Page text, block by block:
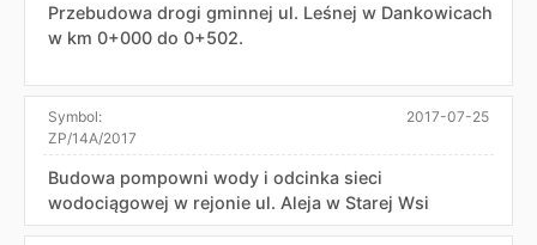
Przebudowa drogi gminnej ul. Leśnej w Dankowicach
w km 0+000 do 0+502.
Symbol:
ZP/14A/2017
2017-07-25
Budowa pompowni wody i odcinka sieci
wodociągowej w rejonie ul. Aleja w Starej Wsi